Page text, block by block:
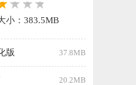
小：383.5MB
版 37.8MB
20.2MB